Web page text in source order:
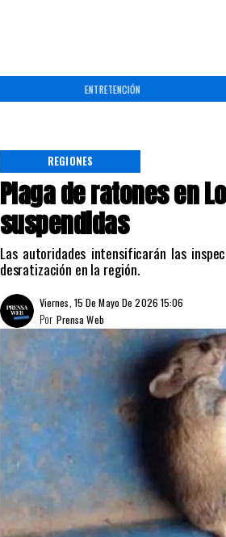
ENTRETENCIÓN
Plaga de ratones en
suspendidas
Las autoridades intensificarán las
desratización en la región.
REGIONES
Viernes, 15 De Mayo De 2026 15:06
Prensa Web
Por